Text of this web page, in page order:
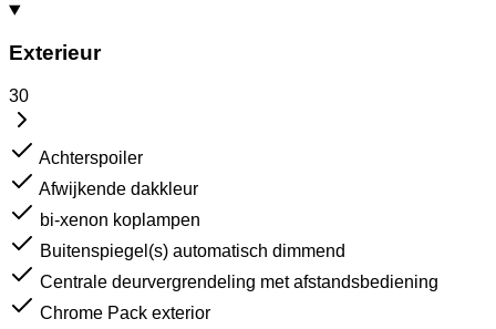
Exterieur
30
Achterspoiler
Afwijkende dakkleur
bi-xenon koplampen
Buitenspiegel(s) automatisch dimmend
Centrale deurvergrendeling met afstandsbediening
Chrome Pack exterior